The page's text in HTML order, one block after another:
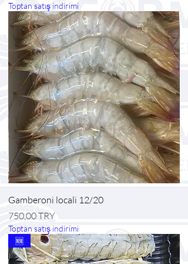
Toptan satış indirimi
Gamberoni locali 12/20
Prezzo
750,00 TRY
Toptan satış indirimi
🆕